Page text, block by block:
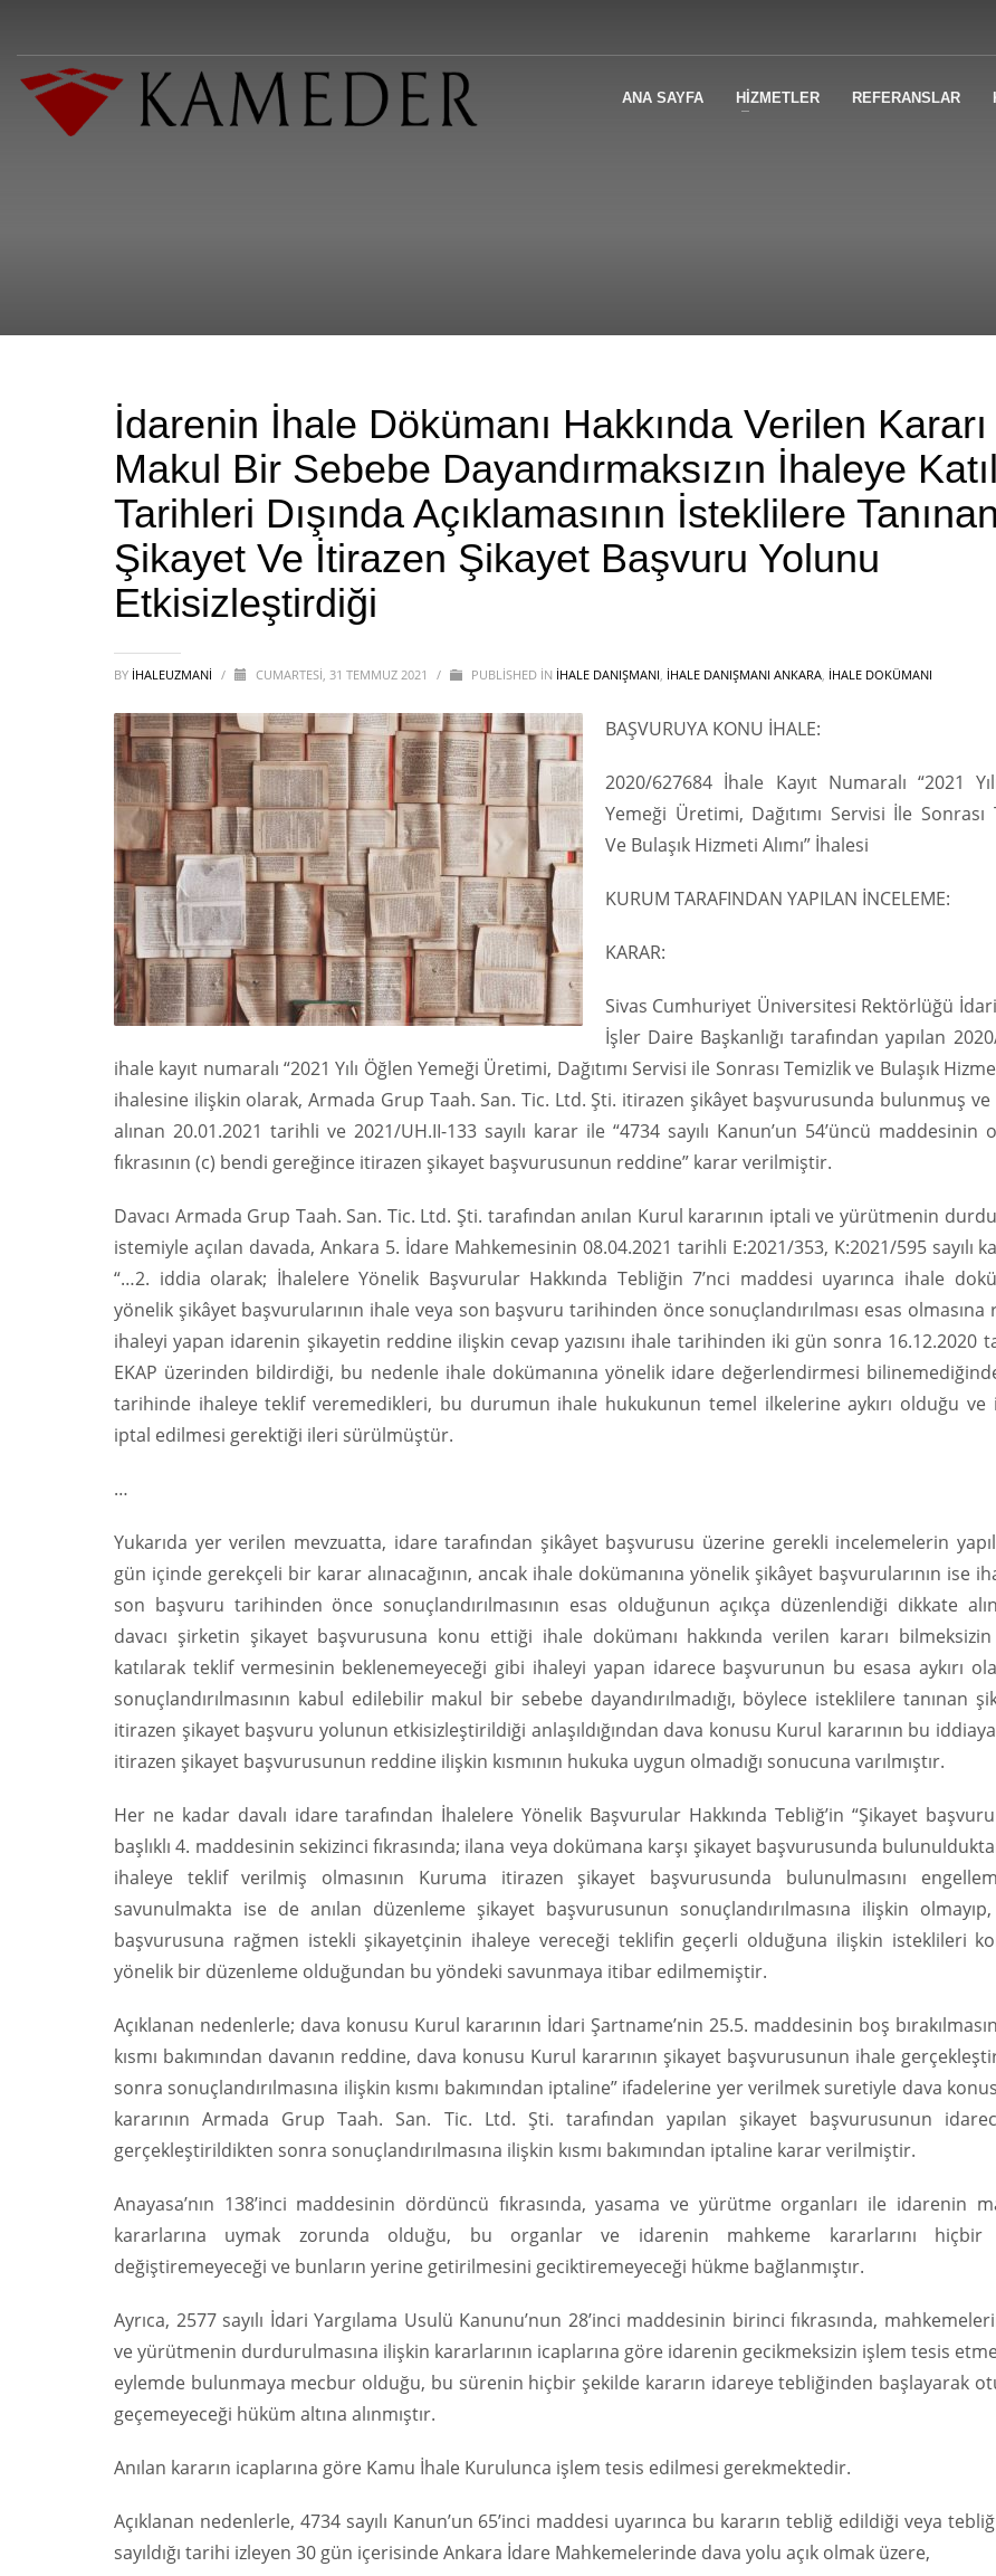
ANA SAYFA HİZMETLER REFERANSLAR
İdarenin İhale Dökümanı Hakkında Verilen Kararı
Makul Bir Sebebe Dayandırmaksızın İhaleye
Tarihleri Dışında Açıklamasının İsteklilere Tanınan
Şikayet Ve İtirazen Şikayet Başvuru Yolunu
Etkisizleştirdiği
BY IHALEUZMANI / CUMARTESI, 31 TEMMUZ 2021 / PUBLISHED IN İHALE DANIŞMANI, İHALE DANIŞMANI ANKARA, İHALE DOKÜMANI
BAŞVURUYA KONU İHALE:
2020/627684 İhale Kayıt Numaralı “2021
Yemeği Üretimi, Dağıtımı Servisi İle Sonrası
Ve Bulaşık Hizmeti Alımı” İhalesi
KURUM TARAFINDAN YAPILAN İNCELEME:
KARAR:
Sivas Cumhuriyet Üniversitesi Rektörlüğü
İşler Daire Başkanlığı tarafından yapılan
ihale kayıt numaralı “2021 Yılı Öğlen Yemeği Üretimi, Dağıtımı Servisi ile Sonrası Temizlik ve Bulaşık
ihalesine ilişkin olarak, Armada Grup Taah. San. Tic. Ltd. Şti. itirazen şikâyet başvurusunda bulunmuş ve
alınan 20.01.2021 tarihli ve 2021/UH.II-133 sayılı karar ile “4734 sayılı Kanun’un 54’üncü maddesinin
fıkrasının (c) bendi gereğince itirazen şikayet başvurusunun reddine” karar verilmiştir.
Davacı Armada Grup Taah. San. Tic. Ltd. Şti. tarafından anılan Kurul kararının iptali ve yürütmenin
istemiyle açılan davada, Ankara 5. İdare Mahkemesinin 08.04.2021 tarihli E:2021/353, K:2021/595 sayılı
“…2. iddia olarak; İhalelere Yönelik Başvurular Hakkında Tebliğin 7’nci maddesi uyarınca ihale
yönelik şikâyet başvurularının ihale veya son başvuru tarihinden önce sonuçlandırılması esas olmasına
ihaleyi yapan idarenin şikayetin reddine ilişkin cevap yazısını ihale tarihinden iki gün sonra 16.12.2020
EKAP üzerinden bildirdiği, bu nedenle ihale dokümanına yönelik idare değerlendirmesi
tarihinde ihaleye teklif veremedikleri, bu durumun ihale hukukunun temel ilkelerine aykırı olduğu ve
iptal edilmesi gerektiği ileri sürülmüştür.
…
Yukarıda yer verilen mevzuatta, idare tarafından şikâyet başvurusu üzerine gerekli incelemelerin
gün içinde gerekçeli bir karar alınacağının, ancak ihale dokümanına yönelik şikâyet başvurularının ise
son başvuru tarihinden önce sonuçlandırılmasının esas olduğunun açıkça düzenlendiği dikkate
davacı şirketin şikayet başvurusuna konu ettiği ihale dokümanı hakkında verilen kararı
katılarak teklif vermesinin beklenemeyeceği gibi ihaleyi yapan idarece başvurunun bu esasa aykırı
sonuçlandırılmasının kabul edilebilir makul bir sebebe dayandırılmadığı, böylece isteklilere tanınan
itirazen şikayet başvuru yolunun etkisizleştirildiği anlaşıldığından dava konusu Kurul kararının bu
itirazen şikayet başvurusunun reddine ilişkin kısmının hukuka uygun olmadığı sonucuna varılmıştır.
Her ne kadar davalı idare tarafından İhalelere Yönelik Başvurular Hakkında Tebliğ’in “Şikayet
başlıklı 4. maddesinin sekizinci fıkrasında; ilana veya dokümana karşı şikayet başvurusunda
ihaleye teklif verilmiş olmasının Kuruma itirazen şikayet başvurusunda bulunulmasını
savunulmakta ise de anılan düzenleme şikayet başvurusunun sonuçlandırılmasına ilişkin
başvurusuna rağmen istekli şikayetçinin ihaleye vereceği teklifin geçerli olduğuna ilişkin isteklileri
yönelik bir düzenleme olduğundan bu yöndeki savunmaya itibar edilmemiştir.
Açıklanan nedenlerle; dava konusu Kurul kararının İdari Şartname’nin 25.5. maddesinin boş
kısmı bakımından davanın reddine, dava konusu Kurul kararının şikayet başvurusunun ihale
sonra sonuçlandırılmasına ilişkin kısmı bakımından iptaline” ifadelerine yer verilmek suretiyle dava
kararının Armada Grup Taah. San. Tic. Ltd. Şti. tarafından yapılan şikayet başvurusunun
gerçekleştirildikten sonra sonuçlandırılmasına ilişkin kısmı bakımından iptaline karar verilmiştir.
Anayasa’nın 138’inci maddesinin dördüncü fıkrasında, yasama ve yürütme organları ile idarenin
kararlarına uymak zorunda olduğu, bu organlar ve idarenin mahkeme kararlarını hiçbir
değiştiremeyeceği ve bunların yerine getirilmesini geciktiremeyeceği hükme bağlanmıştır.
Ayrıca, 2577 sayılı İdari Yargılama Usulü Kanunu’nun 28’inci maddesinin birinci fıkrasında,
ve yürütmenin durdurulmasına ilişkin kararlarının icaplarına göre idarenin gecikmeksizin işlem tesis
eylemde bulunmaya mecbur olduğu, bu sürenin hiçbir şekilde kararın idareye tebliğinden başlayarak
geçemeyeceği hüküm altına alınmıştır.
Anılan kararın icaplarına göre Kamu İhale Kurulunca işlem tesis edilmesi gerekmektedir.
Açıklanan nedenlerle, 4734 sayılı Kanun’un 65’inci maddesi uyarınca bu kararın tebliğ edildiği veya
sayıldığı tarihi izleyen 30 gün içerisinde Ankara İdare Mahkemelerinde dava yolu açık olmak üzere,